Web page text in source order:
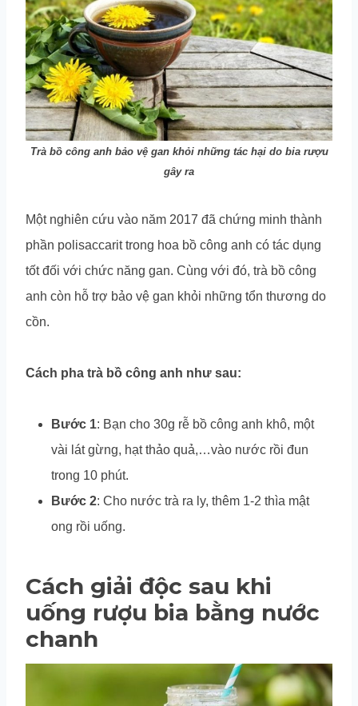
Trà bồ công anh bảo vệ gan khỏi những tác hại do bia rượu
gây ra
Một nghiên cứu vào năm 2017 đã chứng minh thành
phần polisaccarit trong hoa bồ công anh có tác dụng
tốt đối với chức năng gan. Cùng với đó, trà bồ công
anh còn hỗ trợ bảo vệ gan khỏi những tổn thương do
cồn.
Cách pha trà bồ công anh như sau:
Bước 1: Bạn cho 30g rễ bồ công anh khô, một
vài lát gừng, hạt thảo quả,…vào nước rồi đun
trong 10 phút.
Bước 2: Cho nước trà ra ly, thêm 1-2 thìa mật
ong rồi uống.
Cách giải độc sau khi
uống rượu bia bằng nước
chanh